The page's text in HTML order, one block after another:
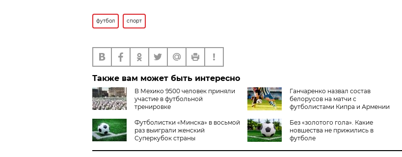
футбол спорт
Также вам может быть интересно
В Мехико 9500 человек приняли
участие в футбольной
тренировке
Ганчаренко назвал состав
белорусов на матчи с
футболистами Кипра и Армении
Футболистки «Минска» в восьмой
раз выиграли женский
Суперкубок страны
Без «золотого гола». Какие
новшества не прижились в
футболе